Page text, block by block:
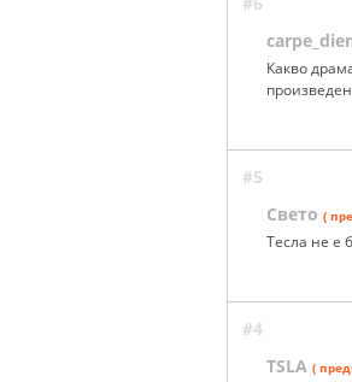
Какво
#5
Свето (
Тесла не е
#4
TSLA (